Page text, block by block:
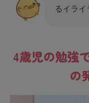
るイライ
4歳児の勉強
の